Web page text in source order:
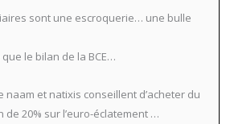
sont une escroquerie… une bulle
le bilan de la BCE…
et natixis conseillent d’acheter du
20% sur l’euro-éclatement …